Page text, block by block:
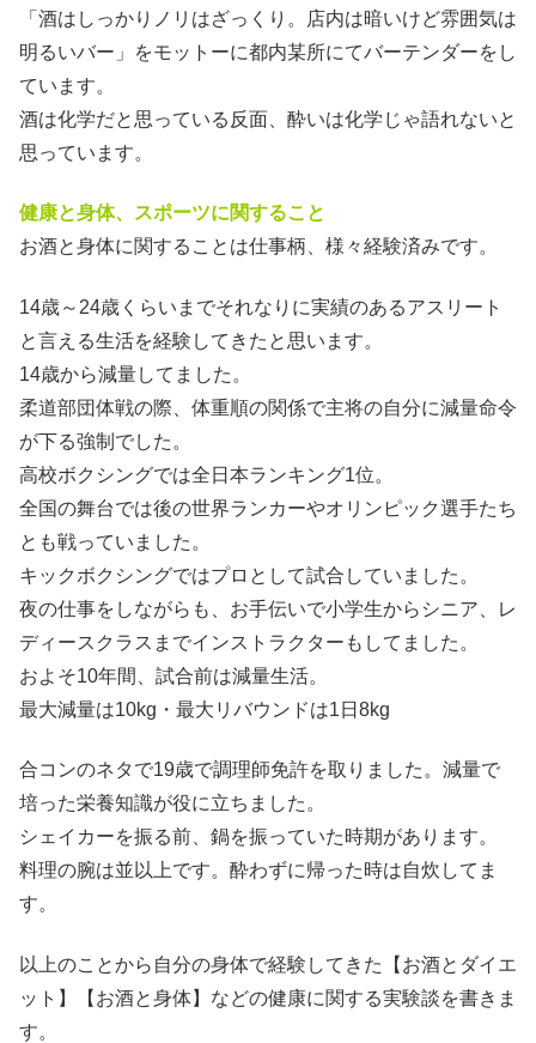
「酒はしっかりノリはざっくり。店内は暗いけど雰囲気は
明るいバー」をモットーに都内某所にてバーテンダーをし
ています。
酒は化学だと思っている反面、酔いは化学じゃ語れないと
思っています。
健康と身体、スポーツに関すること
お酒と身体に関することは仕事柄、様々経験済みです。
14歳～24歳くらいまでそれなりに実績のあるアスリート
と言える生活を経験してきたと思います。
14歳から減量してました。
柔道部団体戦の際、体重順の関係で主将の自分に減量命令
が下る強制でした。
高校ボクシングでは全日本ランキング1位。
全国の舞台では後の世界ランカーやオリンピック選手たち
とも戦っていました。
キックボクシングではプロとして試合していました。
夜の仕事をしながらも、お手伝いで小学生からシニア、レ
ディースクラスまでインストラクターもしてました。
およそ10年間、試合前は減量生活。
最大減量は10kg・最大リバウンドは1日8kg
合コンのネタで19歳で調理師免許を取りました。減量で
培った栄養知識が役に立ちました。
シェイカーを振る前、鍋を振っていた時期があります。
料理の腕は並以上です。酔わずに帰った時は自炊してま
す。
以上のことから自分の身体で経験してきた【お酒とダイエ
ット】【お酒と身体】などの健康に関する実験談を書きま
す。